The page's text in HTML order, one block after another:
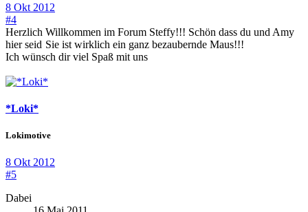
8 Okt 2012
#4
Herzlich Willkommen im Forum Steffy!!! Schön dass du und Amy
hier seid Sie ist wirklich ein ganz bezaubernde Maus!!!
Ich wünsch dir viel Spaß mit uns
*Loki*
Lokimotive
8 Okt 2012
#5
Dabei